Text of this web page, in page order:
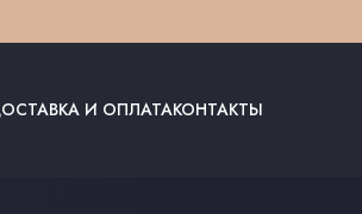
И ОПЛАТАКОНТАКТЫ